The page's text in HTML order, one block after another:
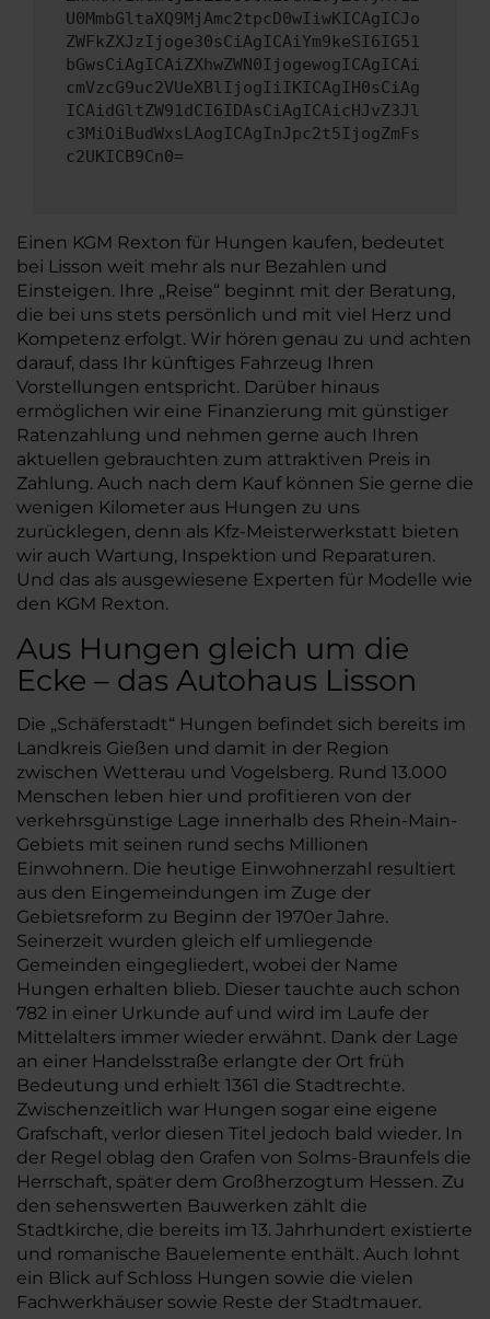
U0MmbGltaXQ9MjAmc2tpcD0wIiwKICAgICJo
ZWFkZXJzIjoge30sCiAgICAiYm9keSI6IG51
bGwsCiAgICAiZXhwZWN0IjogewogICAgICAi
cmVzcG9uc2VUeXBlIjogIiIKICAgIH0sCiAg
ICAidGltZW91dCI6IDAsCiAgICAicHJvZ3Jl
c3MiOiBudWxsLAogICAgInJpc2t5IjogZmFs
c2UKICB9Cn0=
Einen KGM Rexton für Hungen kaufen, bedeutet
bei Lisson weit mehr als nur Bezahlen und
Einsteigen. Ihre „Reise“ beginnt mit der Beratung,
die bei uns stets persönlich und mit viel Herz und
Kompetenz erfolgt. Wir hören genau zu und achten
darauf, dass Ihr künftiges Fahrzeug Ihren
Vorstellungen entspricht. Darüber hinaus
ermöglichen wir eine Finanzierung mit günstiger
Ratenzahlung und nehmen gerne auch Ihren
aktuellen gebrauchten zum attraktiven Preis in
Zahlung. Auch nach dem Kauf können Sie gerne die
wenigen Kilometer aus Hungen zu uns
zurücklegen, denn als Kfz-Meisterwerkstatt bieten
wir auch Wartung, Inspektion und Reparaturen.
Und das als ausgewiesene Experten für Modelle wie
den KGM Rexton.
Aus Hungen gleich um die
Ecke – das Autohaus Lisson
Die „Schäferstadt“ Hungen befindet sich bereits im
Landkreis Gießen und damit in der Region
zwischen Wetterau und Vogelsberg. Rund 13.000
Menschen leben hier und profitieren von der
verkehrsgünstige Lage innerhalb des Rhein-Main-
Gebiets mit seinen rund sechs Millionen
Einwohnern. Die heutige Einwohnerzahl resultiert
aus den Eingemeindungen im Zuge der
Gebietsreform zu Beginn der 1970er Jahre.
Seinerzeit wurden gleich elf umliegende
Gemeinden eingegliedert, wobei der Name
Hungen erhalten blieb. Dieser tauchte auch schon
782 in einer Urkunde auf und wird im Laufe der
Mittelalters immer wieder erwähnt. Dank der Lage
an einer Handelsstraße erlangte der Ort früh
Bedeutung und erhielt 1361 die Stadtrechte.
Zwischenzeitlich war Hungen sogar eine eigene
Grafschaft, verlor diesen Titel jedoch bald wieder. In
der Regel oblag den Grafen von Solms-Braunfels die
Herrschaft, später dem Großherzogtum Hessen. Zu
den sehenswerten Bauwerken zählt die
Stadtkirche, die bereits im 13. Jahrhundert existierte
und romanische Bauelemente enthält. Auch lohnt
ein Blick auf Schloss Hungen sowie die vielen
Fachwerkhäuser sowie Reste der Stadtmauer.